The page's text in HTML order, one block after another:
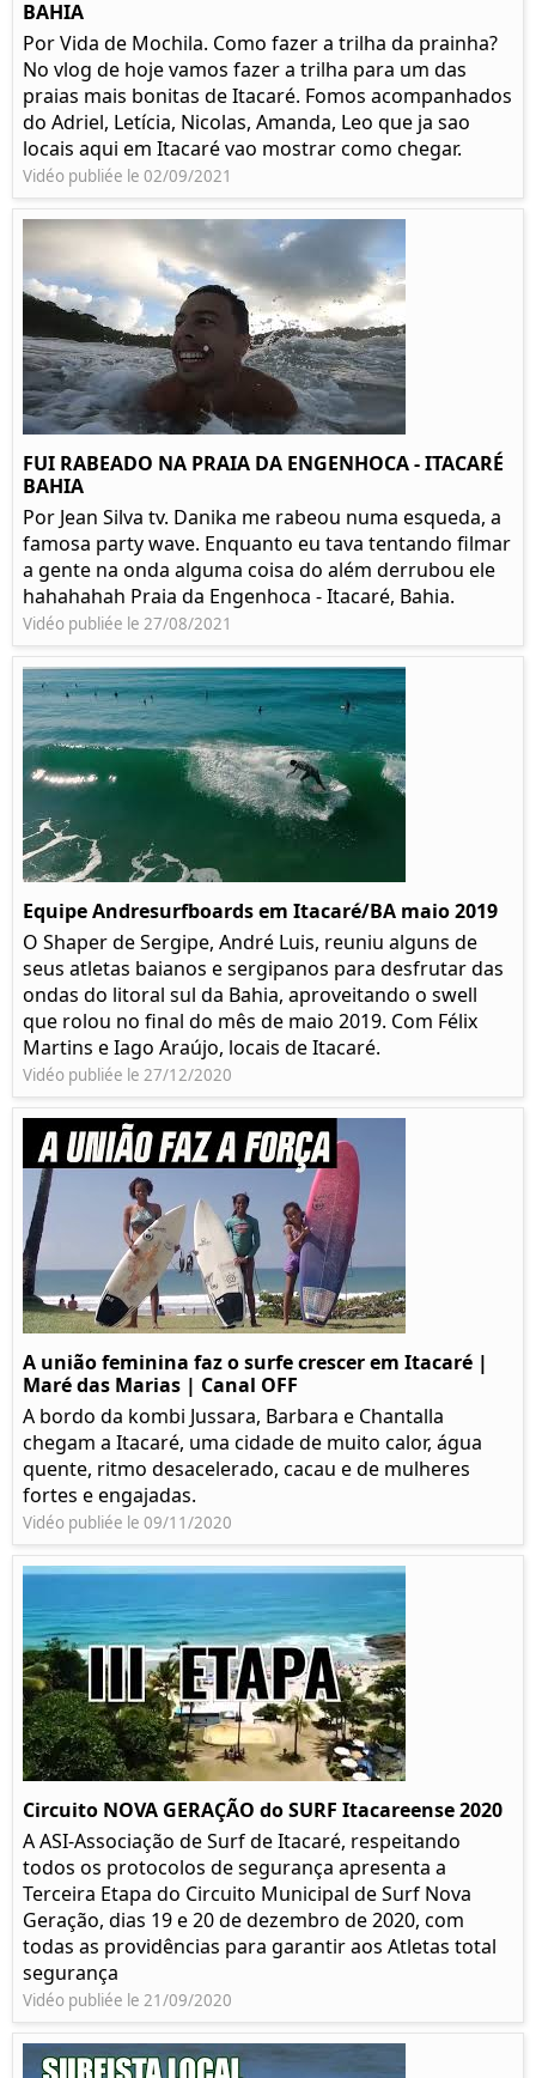
BAHIA
Por Vida de Mochila. Como fazer a trilha da prainha?
No vlog de hoje vamos fazer a trilha para um das
praias mais bonitas de Itacaré. Fomos acompanhados
do Adriel, Letícia, Nicolas, Amanda, Leo que ja sao
locais aqui em Itacaré vao mostrar como chegar.
Vidéo publiée le 02/09/2021
FUI RABEADO NA PRAIA DA ENGENHOCA - ITACARÉ
BAHIA
Por Jean Silva tv. Danika me rabeou numa esqueda, a
famosa party wave. Enquanto eu tava tentando filmar
a gente na onda alguma coisa do além derrubou ele
hahahahah Praia da Engenhoca - Itacaré, Bahia.
Vidéo publiée le 27/08/2021
Equipe Andresurfboards em Itacaré/BA maio 2019
O Shaper de Sergipe, André Luis, reuniu alguns de
seus atletas baianos e sergipanos para desfrutar das
ondas do litoral sul da Bahia, aproveitando o swell
que rolou no final do mês de maio 2019. Com Félix
Martins e Iago Araújo, locais de Itacaré.
Vidéo publiée le 27/12/2020
A união feminina faz o surfe crescer em Itacaré |
Maré das Marias | Canal OFF
A bordo da kombi Jussara, Barbara e Chantalla
chegam a Itacaré, uma cidade de muito calor, água
quente, ritmo desacelerado, cacau e de mulheres
fortes e engajadas.
Vidéo publiée le 09/11/2020
Circuito NOVA GERAÇÃO do SURF Itacareense 2020
A ASI-Associação de Surf de Itacaré, respeitando
todos os protocolos de segurança apresenta a
Terceira Etapa do Circuito Municipal de Surf Nova
Geração, dias 19 e 20 de dezembro de 2020, com
todas as providências para garantir aos Atletas total
segurança
Vidéo publiée le 21/09/2020